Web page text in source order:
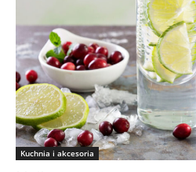
Kuchnia i akcesoria